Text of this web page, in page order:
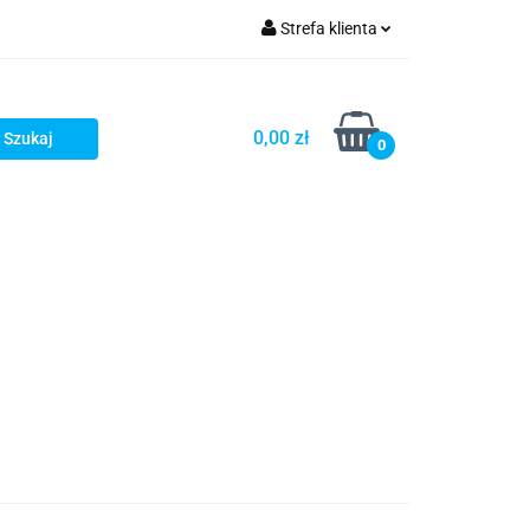
Strefa klienta
Zarejestruj się
Dodaj zgłoszenie
0,00 zł 0